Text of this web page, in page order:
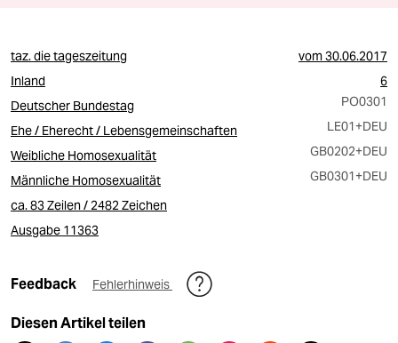
taz. die tageszeitung vom30.06.2017
Inland
6
Deutscher Bundestag
PO0301
Ehe / Eherecht / Lebensgemeinschaften
LE01+DEU
Weibliche Homosexualität
GB0202+DEU
Männliche Homosexualität
GB0301+DEU
ca. 83 Zeilen / 2482 Zeichen
Ausgabe 11363
Feedback Fehlerhinweis
Diesen Artikel teilen